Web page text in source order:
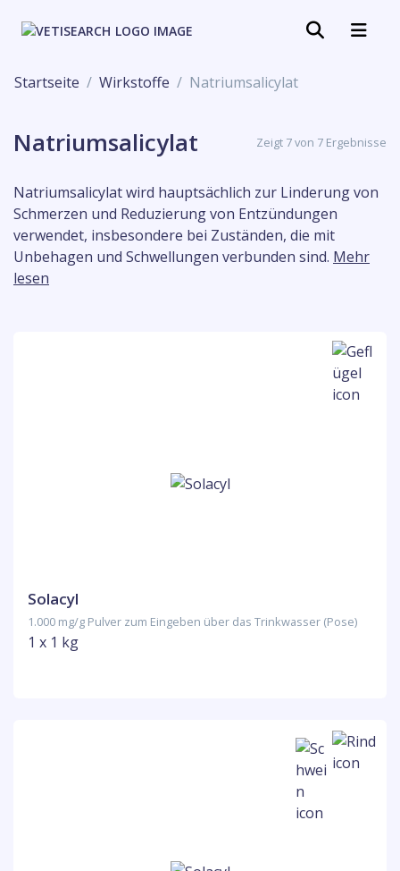
Startseite Wirkstoffe Natriumsalicylat
Natriumsalicylat Zeigt 7 von 7 Ergebnisse
Natriumsalicylat wird hauptsächlich zur Linderung von
Schmerzen und Reduzierung von Entzündungen
verwendet, insbesondere bei Zuständen, die mit
Unbehagen und Schwellungen verbunden sind. Mehr
lesen
Solacyl
1.000 mg/g Pulver zum Eingeben über das Trinkwasser (Pose)
1 x 1 kg